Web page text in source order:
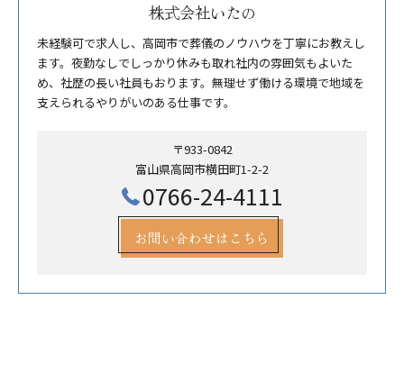
株式会社いたの
未経験可で求人し、高岡市で葬儀のノウハウを丁寧にお教えし
ます。夜勤なしでしっかり休みも取れ社内の雰囲気もよいた
め、社歴の長い社員もおります。無理せず働ける環境で地域を
支えられるやりがいのある仕事です。
〒933-0842
富山県高岡市横田町1-2-2
0766-24-4111
お問い合わせはこちら